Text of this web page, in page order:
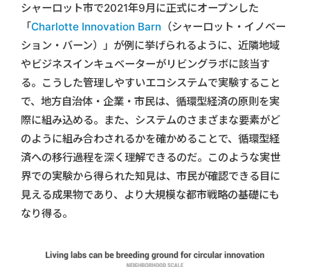
シャーロット市で2021年9月に正式にオープンした
「Charlotte Innovation Barn （シャーロット・イノベー
ション・バーン）」が例に挙げられるように、近隣地域
やビジネスインキュベーターがリビングラボに該当す
る。こうした管理しやすいエコシステムで実験すること
で、地方自治体・企業・市民は、循環型経済の原則を実
際に組み込める。また、システムのさまざまな要素がど
のように組み合わされるかを確かめることで、循環型経
済への移行過程を深く理解できるのだ。このような実世
界での実験から得られた知見は、市民が確認できる目に
見える成果物であり、より大規模な都市戦略の基礎にも
なり得る。